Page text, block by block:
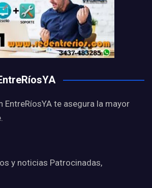
EntreRíosYA te asegura la mayor
y noticias Patrocinadas,